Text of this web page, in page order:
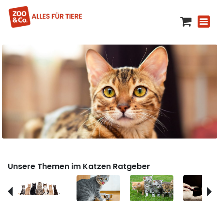
Unsere Themen im Katzen Ratgeber